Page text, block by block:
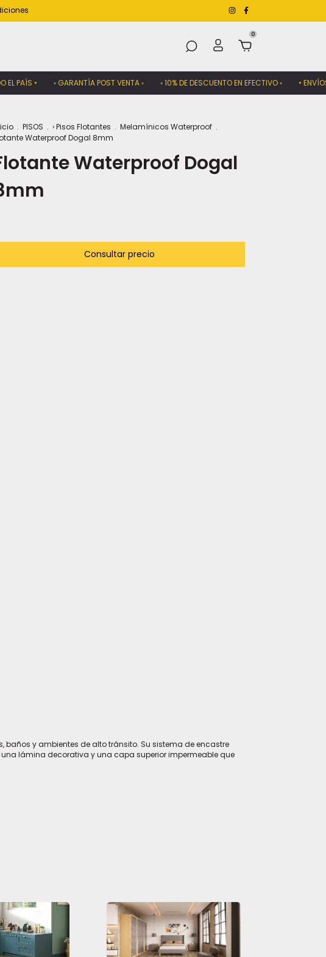
0
• ◦ GARANTÍA POST VENTA ◦ ◦ 10% DE DESCUENTO EN EFECTIVO ◦ • ENVÍOS A
. PISOS . › Pisos Flotantes . Melamínicos Waterproof .
Waterproof Dogal 8mm
Waterproof Dogal
y ambientes de alto tránsito. Su sistema de encastre
lámina decorativa y una capa superior impermeable que